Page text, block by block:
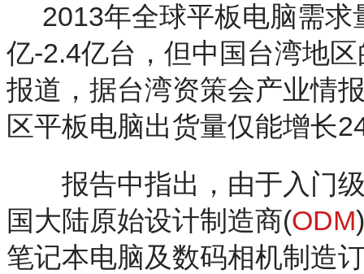
2013年全球平板电脑需求
亿-2.4亿台，但中国台湾地
报道，据台湾资策会产业情
区平板电脑出货量仅能增长
报告中指出，由于入门级
国大陆原始设计制造商(ODM
笔记本电脑及数码相机制造